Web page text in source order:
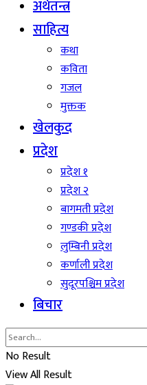
अर्थतन्त्र
साहित्य
कथा
कविता
गजल
मुक्तक
खेलकुद
प्रदेश
प्रदेश १
प्रदेश २
बागमती प्रदेश
गण्डकी प्रदेश
लुम्बिनी प्रदेश
कर्णाली प्रदेश
सुदूरपश्चिम प्रदेश
बिचार
No Result
View All Result